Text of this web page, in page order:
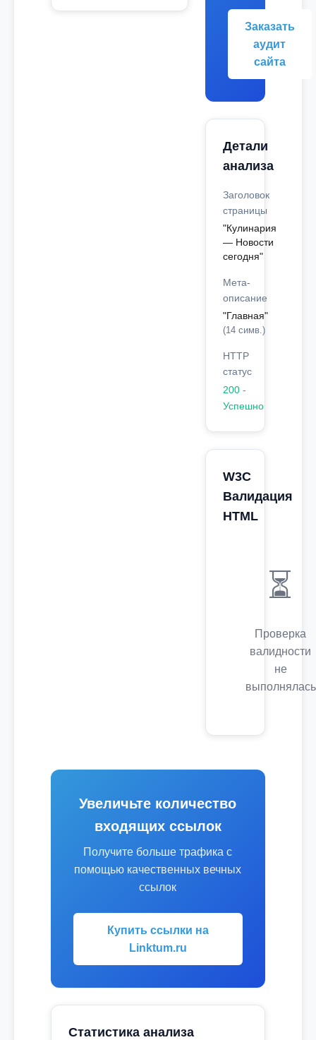
Заказать
аудит
сайта
Детали
анализа
Заголовок
страницы
"Кулинария
— Новости
сегодня"
Мета-
описание
"Главная"
(14 симв.)
HTTP
статус
200 -
Успешно
W3C
Валидация
HTML
⏳
Проверка
валидности
не
выполнялась
Увеличьте количество
входящих ссылок
Получите больше трафика с
помощью качественных вечных
ссылок
Купить ссылки на
Linktum.ru
Статистика анализа